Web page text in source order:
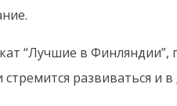
“Лучшие в
стремится развиваться и